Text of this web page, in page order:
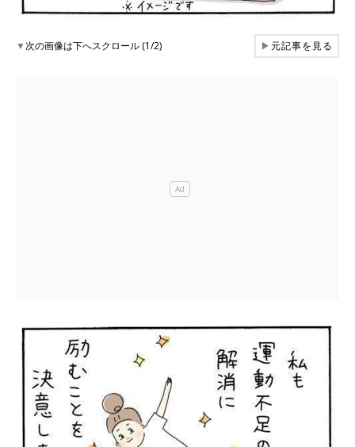
▼次の画像は下へスクロール (1/2) ▶元記事を見る